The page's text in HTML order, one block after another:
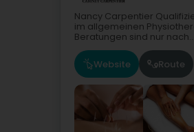
Nancy Carpentier
im allgemeinen
Beratungen sind nur nach...
Website Route